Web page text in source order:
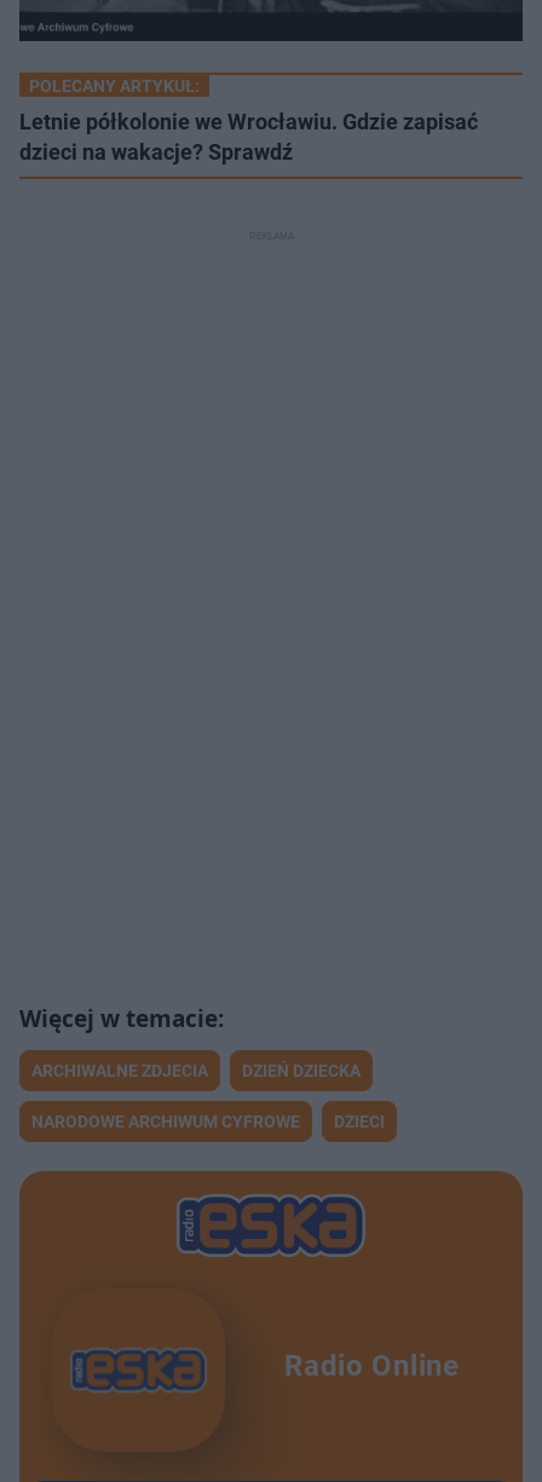
POLECANY ARTYKUŁ:
Letnie półkolonie we Wrocławiu. Gdzie zapisać
dzieci na wakacje? Sprawdź
ARCHIWALNE ZDJECIA DZIEŃ DZIECKA
NARODOWE ARCHIWUM CYFROWE DZIECI
Radio Online